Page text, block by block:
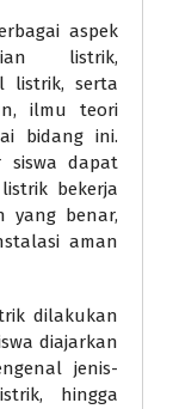
aspek
listrik,
listrik, serta
ilmu teori
bidang ini.
siswa dapat
bekerja
yang benar,
aman
dilakukan
diajarkan
jenis-
hingga